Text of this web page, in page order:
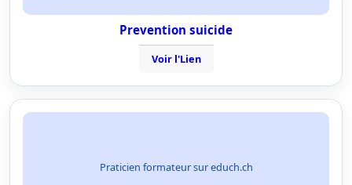
Prevention suicide
Voir l'Lien
Praticien formateur sur educh.ch